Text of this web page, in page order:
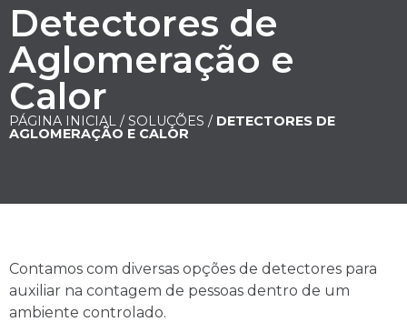
Detectores de
Aglomeração e
Calor
PÁGINA INICIAL / SOLUÇÕES / DETECTORES DE
AGLOMERAÇÃO E CALOR
Contamos com diversas opções de detectores para
auxiliar na contagem de pessoas dentro de um
ambiente controlado.